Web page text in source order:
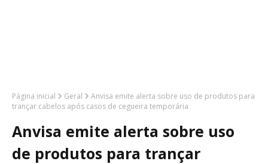
Página inicial Geral
Anvisa emite alerta sobre uso de produtos para
trançar cabelos após casos de cegueira temporária
Anvisa emite alerta sobre uso
de produtos para trançar